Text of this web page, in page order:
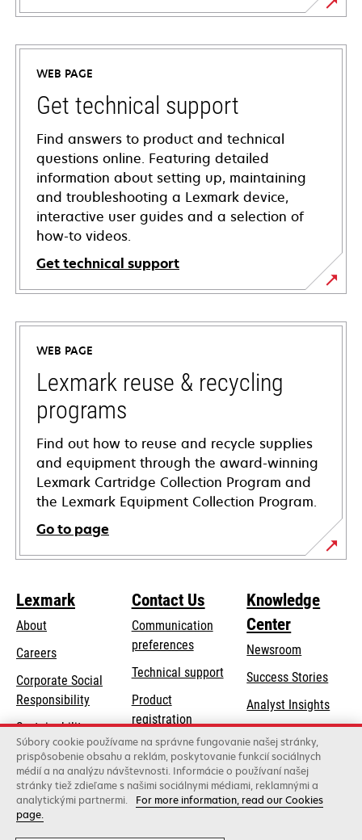
WEB PAGE
Get technical support
Find answers to product and technical
questions online. Featuring detailed
information about setting up, maintaining
and troubleshooting a Lexmark device,
interactive user guides and a selection of
how-to videos.
Get technical support
opens
in
new
tab
WEB PAGE
Lexmark reuse & recycling
programs
Find out how to reuse and recycle supplies
and equipment through the award-winning
Lexmark Cartridge Collection Program and
the Lexmark Equipment Collection Program.
Go to page
Lexmark
About
Careers
Corporate Social
Responsibilityopens
a
new
tab
Sustainability
Lexmark Partners
Contact Us
Communication
preferences
Technical supportopens
new
tab
Product
registration
Find a dealer
List of wholesalers
Knowledge
Center
Newsroom
Success Stories
Analyst Insights
©2026 All rights reserved.
Súbory cookie používame na správne fungovanie našej stránky,
prispôsobenie obsahu a reklám, poskytovanie funkcií sociálnych
médií a na analýzu návštevnosti. Informácie o používaní našej
stránky tiež zdieľame s našimi sociálnymi médiami, reklamnými a
analytickými partnermi.
For more information, read our Cookies
page.